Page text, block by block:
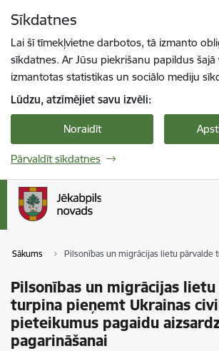
Sīkdatnes
Lai šī tīmekļvietne darbotos, tā izmanto
sīkdatnes. Ar Jūsu piekrišanu papildus
izmantotas statistikas un sociālo mediju
Lūdzu, atzīmējiet savu izvēli:
Noraidīt
Pārvaldīt sīkdatnes
Sākums Pilsonības un migrācijas lietu pārvalde
Pilsonības un migrācijas
turpina pieņemt Ukrainas
pieteikumus pagaidu
pagarināšanai